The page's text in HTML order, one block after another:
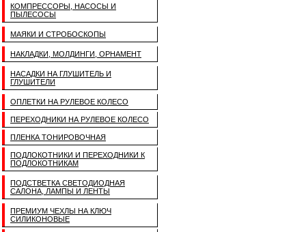
КОМПРЕССОРЫ, НАСОСЫ И
ПЫЛЕСОСЫ
МАЯКИ И СТРОБОСКОПЫ
НАКЛАДКИ, МОЛДИНГИ, ОРНАМЕНТ
НАСАДКИ НА ГЛУШИТЕЛЬ И
ГЛУШИТЕЛИ
ОПЛЕТКИ НА РУЛЕВОЕ КОЛЕСО
ПЕРЕХОДНИКИ НА РУЛЕВОЕ КОЛЕСО
ПЛЕНКА ТОНИРОВОЧНАЯ
ПОДЛОКОТНИКИ И ПЕРЕХОДНИКИ К
ПОДЛОКОТНИКАМ
ПОДСТВЕТКА СВЕТОДИОДНАЯ
САЛОНА, ЛАМПЫ И ЛЕНТЫ
ПРЕМИУМ ЧЕХЛЫ НА КЛЮЧ
СИЛИКОНОВЫЕ